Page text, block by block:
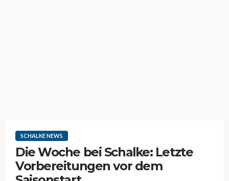
SCHALKE NEWS
Die Woche bei Schalke: Letzte
Vorbereitungen vor dem